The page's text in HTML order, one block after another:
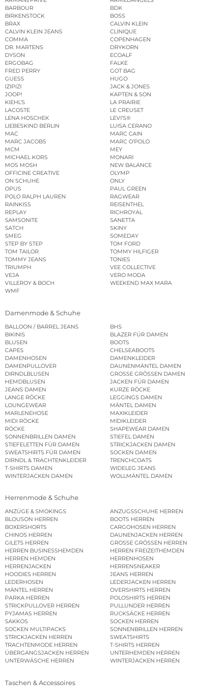
BARBOUR
BDK
BIRKENSTOCK
BOSS
BRAX
CALVIN KLEIN
CALVIN KLEIN JEANS
CLINIQUE
COMMA
COPENHAGEN
DR. MARTENS
DRYKORN
DYSON
ECOALF
ERGOBAG
FALKE
FRED PERRY
GOT BAG
GUESS
HUGO
IZIPIZI
JACK & JONES
JOOP!
KAPTEN & SON
KIEHL’S
LA PRAIRIE
LACOSTE
LE CREUSET
LENA HOSCHEK
LEVI’S®
LIEBESKIND BERLIN
LUISA CERANO
MAC
MARC CAIN
MARC JACOBS
MARC O’POLO
MCM
MEY
MICHAEL KORS
MONARI
MOS MOSH
NEW BALANCE
OFFICINE CREATIVE
OLYMP
ON SCHUHE
ONLY
OPUS
PAUL GREEN
POLO RALPH LAUREN
RAGWEAR
RAINKISS
REISENTHEL
REPLAY
RICHROYAL
SAMSONITE
SANETTA
SATCH
SKINY
SMEG
SOMEDAY
STEP BY STEP
TOM FORD
TOM TAILOR
TOMMY HILFIGER
TOMMY JEANS
TONIES
TRIUMPH
VEE COLLECTIVE
VEJA
VERO MODA
VILLEROY & BOCH
WEEKEND MAX MARA
WMF
Damenmode & Schuhe
BALLOON / BARREL JEANS
BHS
BIKINIS
BLAZER FÜR DAMEN
BLUSEN
BOOTS
CAPES
CHELSEABOOTS
DAMENHOSEN
DAMENKLEIDER
DAMENPULLOVER
DAUNENMÄNTEL DAMEN
DIRNDLBLUSEN
GROSSE GRÖSSEN DAMEN
HEMDBLUSEN
JACKEN FÜR DAMEN
JEANS DAMEN
KURZE RÖCKE
LANGE RÖCKE
LEGGINGS DAMEN
LOUNGEWEAR
MÄNTEL DAMEN
MARLENEHOSE
MAXIKLEIDER
MIDI RÖCKE
MIDIKLEIDER
RÖCKE
SHAPEWEAR DAMEN
SONNENBRILLEN DAMEN
STIEFEL DAMEN
STIEFELETTEN FÜR DAMEN
STRICKJACKEN DAMEN
SWEATSHIRTS FÜR DAMEN
SOCKEN DAMEN
DIRNDL & TRACHTENKLEIDER
TRENCHCOATS
T-SHIRTS DAMEN
WIDELEG JEANS
WINTERJACKEN DAMEN
WOLLMÄNTEL DAMEN
Herrenmode & Schuhe
ANZÜGE & SMOKINGS
ANZUGSSCHUHE HERREN
BLOUSON HERREN
BOOTS HERREN
BOXERSHORTS
CARGOHOSEN HERREN
CHINOS HERREN
DAUNENJACKEN HERREN
GILETS HERREN
GROSSE GRÖSSEN HERREN
HERREN BUSINESSHEMDEN
HERREN FREIZEITHEMDEN
HERREN HEMDEN
HERRENHOSEN
HERRENJACKEN
HERRENSNEAKER
HOODIES HERREN
JEANS HERREN
LEDERHOSEN
LEDERJACKEN HERREN
MÄNTEL HERREN
OVERSHIRTS HERREN
PARKA HERREN
POLOSHIRTS HERREN
STRICKPULLOVER HERREN
PULLUNDER HERREN
PYJAMAS HERREN
RUCKSÄCKE HERREN
SAKKOS
SOCKEN HERREN
SOCKEN MULTIPACKS
SONNENBRILLEN HERREN
STRICKJACKEN HERREN
SWEATSHIRTS
TRACHTENMODE HERREN
T-SHIRTS HERREN
ÜBERGANGSJACKEN HERREN
UNTERHEMDEN HERREN
UNTERWÄSCHE HERREN
WINTERJACKEN HERREN
Taschen & Accessoires